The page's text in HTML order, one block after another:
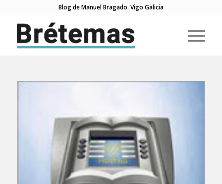
Blog de Manuel Bragado. Vigo Galicia